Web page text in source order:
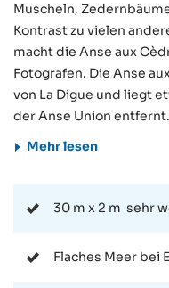
Muscheln,
Kontrast zu vielen
macht die Anse aux
Fotografen. Die Anse aux Cèdres befindet sich im Süden
von La Digue und liegt
der Anse Union
Granitfelsen und
Jeder, der diesen Park
zu erreichen, aber
Mehr lesen
30 m x 2 m ­ sehr
Flaches Meer bei